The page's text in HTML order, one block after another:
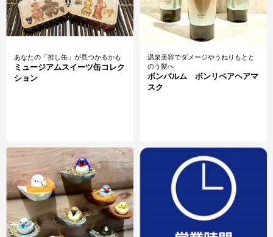
あなたの「推し缶」が見つかるかも
ミュージアムスイーツ缶コレク
ション
温泉美容でダメージやうねりもとと
のう髪へ
ボンパルム ボンリペアヘアマ
スク